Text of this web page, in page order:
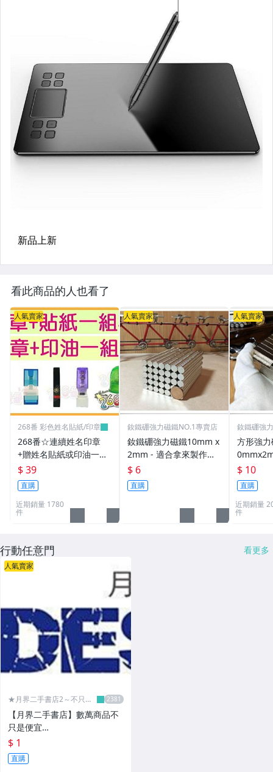
看此商品的人也看了
人氣賣家
268番 彩色姓名貼紙/印章
268番☆連續姓名印章
+贈姓名貼紙或印油一組
39元(連續章.職章.免蓋
章.卡通章.會計章.印章
筆.姓名章.)
$ 39
直購
近期銷量 1780
件
人氣賣家
釹鐵硼強力磁鐵NO.1專賣店
釹鐵硼強力磁鐵10mm x
2mm - 適合拿來製作創
意手鍊或項鍊!
$ 6
直購
人氣賣家
釹鐵硼強
方形強
物超實用!
$ 10
直購
近期銷量
件
行動任意門 看更多
人氣賣家
★月界二手書店2～不只是
【月界二手書店】數萬商品不
只是便宜…
$ 1
直購